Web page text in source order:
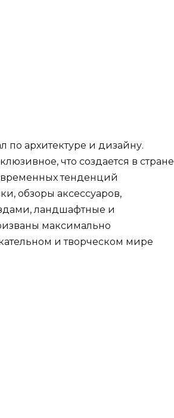
архитектуре и дизайну.
что создается в стране
тенденций
обзоры аксессуаров,
ландшафтные и
максимально
и творческом мире